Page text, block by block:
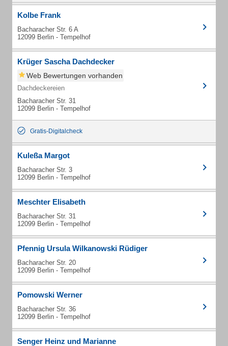
Kolbe Frank
Bacharacher Str. 6 A
12099 Berlin - Tempelhof
Krüger Sascha Dachdecker
Web Bewertungen vorhanden
Dachdeckereien
Bacharacher Str. 31
12099 Berlin - Tempelhof
Gratis-Digitalcheck
Kuleßa Margot
Bacharacher Str. 3
12099 Berlin - Tempelhof
Meschter Elisabeth
Bacharacher Str. 31
12099 Berlin - Tempelhof
Pfennig Ursula Wilkanowski Rüdiger
Bacharacher Str. 20
12099 Berlin - Tempelhof
Pomowski Werner
Bacharacher Str. 36
12099 Berlin - Tempelhof
Senger Heinz und Marianne